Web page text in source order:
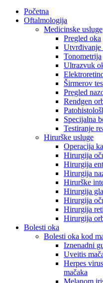
Početna
Oftalmologija
Medicinske usluge
Pregled oka
Utvrđivanje
Tonometrija
Ultrazvuk
Širmerov
Pregled
Rendgen
Specijalna
Testiranje
Hirurške usluge
Operacija
Hirurgija
Hirurgija
Hirurgija
Hirurške
Hirurgija
Hirurgija
Hirurgija
Hirurgija
Bolesti oka
Bolesti oka kod
Iznenadni
Uveitis
Herpes
mačaka
Melanom